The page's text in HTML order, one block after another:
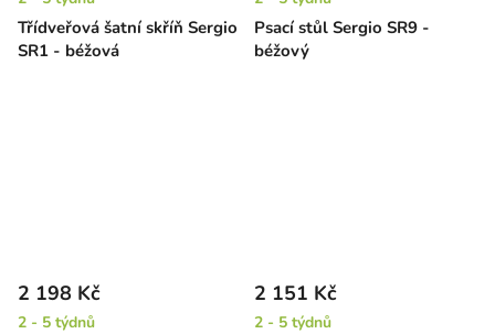
Třídveřová šatní skříň Sergio
SR1 - béžová
Psací stůl Sergio SR9 -
béžový
2 198 Kč
2 - 5 týdnů
2 151 Kč
2 - 5 týdnů